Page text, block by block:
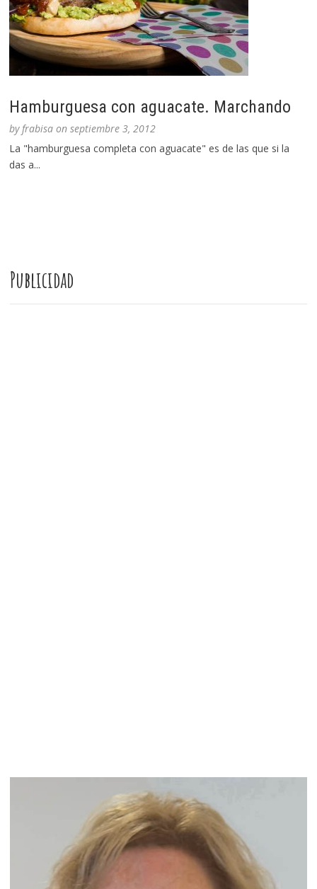
Hamburguesa con aguacate. Marchando
byfrabisa onseptiembre 3, 2012
La "hamburguesa completa con aguacate" es de las que si la
das a...
Publicidad